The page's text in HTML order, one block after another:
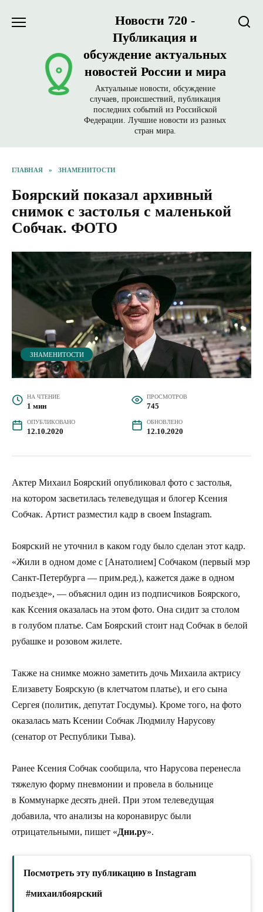
Новости 720 -
Публикация и
обсуждение актуальных
новостей России и мира
Актуальные новости, обсуждение
случаев, происшествий, публикация
последних событий из Российской
Федерации. Лучшие новости из разных
стран мира.
ГЛАВНАЯ » ЗНАМЕНИТОСТИ
Боярский показал архивный
снимок с застолья с маленькой
Собчак. ФОТО
ЗНАМЕНИТОСТИ
НА ЧТЕНИЕ
1 мин
ПРОСМОТРОВ
745
ОПУБЛИКОВАНО
12.10.2020
ОБНОВЛЕНО
12.10.2020
Актер Михаил Боярский опубликовал фото с застолья,
на котором засветилась телеведущая и блогер Ксения
Собчак. Артист разместил кадр в своем Instagram.
Боярский не уточнил в каком году было сделан этот кадр.
«Жили в одном доме с [Анатолием] Собчаком (первый мэр
Санкт-Петербурга — прим.ред.), кажется даже в одном
подъезде», — объяснил один из подписчиков Боярского,
как Ксения оказалась на этом фото. Она сидит за столом
в голубом платье. Сам Боярский стоит над Собчак в белой
рубашке и розовом жилете.
Также на снимке можно заметить дочь Михаила актрису
Елизавету Боярскую (в клетчатом платье), и его сына
Сергея (политик, депутат Госдумы). Кроме того, на фото
оказалась мать Ксении Собчак Людмилу Нарусову
(сенатор от Республики Тыва).
Ранее Ксения Собчак сообщила, что Нарусова перенесла
тяжелую форму пневмонии и провела в больнице
в Коммунарке десять дней. При этом телеведущая
добавила, что анализы на коронавирус были
отрицательными, пишет «Дни.ру».
Посмотреть эту публикацию в Instagram
#михаилбоярский